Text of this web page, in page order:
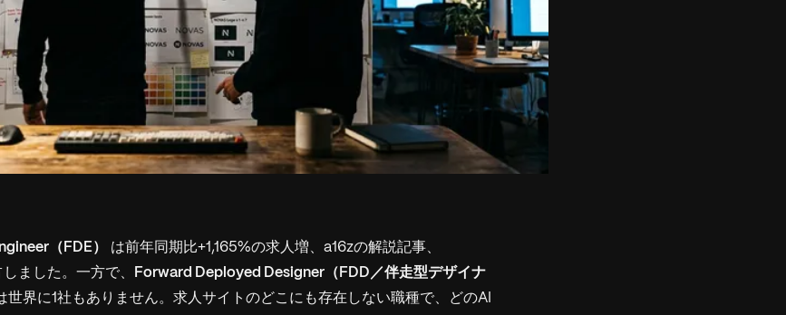
（FDE）
は前年同期比+1,165%の求人増、a16zの解説記事、
ました。一方で、
Forward Deployed Designer（FDD／伴走型デザイナ
世界に1社もありません。求人サイトのどこにも存在しない職種で、どのAI